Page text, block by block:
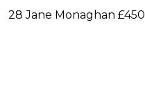
28 Jane Monaghan £450